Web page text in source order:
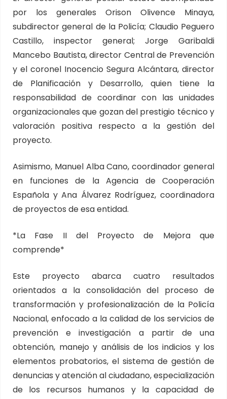
por los generales Orison Olivence Minaya,
subdirector general de la Policía; Claudio Peguero
Castillo, inspector general; Jorge Garibaldi
Mancebo Bautista, director Central de Prevención
y el coronel Inocencio Segura Alcántara, director
de Planificación y Desarrollo, quien tiene la
responsabilidad de coordinar con las unidades
organizacionales que gozan del prestigio técnico y
valoración positiva respecto a la gestión del
proyecto.
Asimismo, Manuel Alba Cano, coordinador general
en funciones de la Agencia de Cooperación
Española y Ana Álvarez Rodríguez, coordinadora
de proyectos de esa entidad.
*La Fase II del Proyecto de Mejora que
comprende*
Este proyecto abarca cuatro resultados
orientados a la consolidación del proceso de
transformación y profesionalización de la Policía
Nacional, enfocado a la calidad de los servicios de
prevención e investigación a partir de una
obtención, manejo y análisis de los indicios y los
elementos probatorios, el sistema de gestión de
denuncias y atención al ciudadano, especialización
de los recursos humanos y la capacidad de